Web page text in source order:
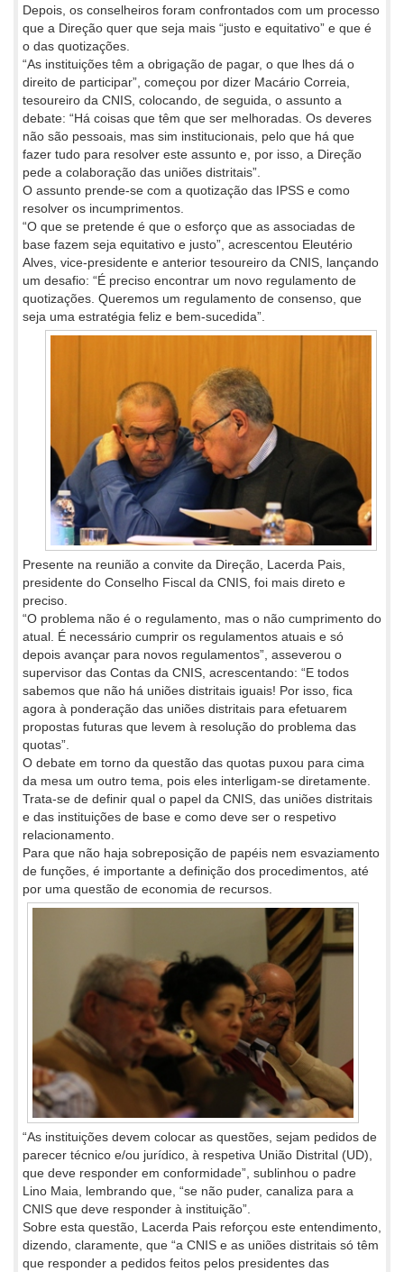
Depois, os conselheiros foram confrontados com um processo
que a Direção quer que seja mais “justo e equitativo” e que é
o das quotizações.
“As instituições têm a obrigação de pagar, o que lhes dá o
direito de participar”, começou por dizer Macário Correia,
tesoureiro da CNIS, colocando, de seguida, o assunto a
debate: “Há coisas que têm que ser melhoradas. Os deveres
não são pessoais, mas sim institucionais, pelo que há que
fazer tudo para resolver este assunto e, por isso, a Direção
pede a colaboração das uniões distritais”.
O assunto prende-se com a quotização das IPSS e como
resolver os incumprimentos.
“O que se pretende é que o esforço que as associadas de
base fazem seja equitativo e justo”, acrescentou Eleutério
Alves, vice-presidente e anterior tesoureiro da CNIS, lançando
um desafio: “É preciso encontrar um novo regulamento de
quotizações. Queremos um regulamento de consenso, que
seja uma estratégia feliz e bem-sucedida”.
Presente na reunião a convite da Direção, Lacerda Pais,
presidente do Conselho Fiscal da CNIS, foi mais direto e
preciso.
“O problema não é o regulamento, mas o não cumprimento do
atual. É necessário cumprir os regulamentos atuais e só
depois avançar para novos regulamentos”, asseverou o
supervisor das Contas da CNIS, acrescentando: “E todos
sabemos que não há uniões distritais iguais! Por isso, fica
agora à ponderação das uniões distritais para efetuarem
propostas futuras que levem à resolução do problema das
quotas”.
O debate em torno da questão das quotas puxou para cima
da mesa um outro tema, pois eles interligam-se diretamente.
Trata-se de definir qual o papel da CNIS, das uniões distritais
e das instituições de base e como deve ser o respetivo
relacionamento.
Para que não haja sobreposição de papéis nem esvaziamento
de funções, é importante a definição dos procedimentos, até
por uma questão de economia de recursos.
“As instituições devem colocar as questões, sejam pedidos de
parecer técnico e/ou jurídico, à respetiva União Distrital (UD),
que deve responder em conformidade”, sublinhou o padre
Lino Maia, lembrando que, “se não puder, canaliza para a
CNIS que deve responder à instituição”.
Sobre esta questão, Lacerda Pais reforçou este entendimento,
dizendo, claramente, que “a CNIS e as uniões distritais só têm
que responder a pedidos feitos pelos presidentes das